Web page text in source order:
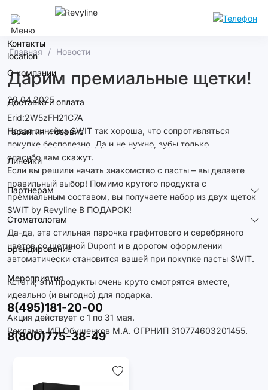
Контакты
О компании
Доставка и оплата
Гарантия и сервис
Линейки
Партнерам
Стоматологам
Брендирование
Мероприятия
8(495)181-20-00
8(800)775-38-49
Главная Новости
Дарим премиальные щетки!
29.04.2025
Erid:2W5zFH21C7A
Новая линейка SWIT так хороша, что сопротивляться
покупке бесполезно. Да и не нужно, зубы только
спасибо вам скажут.
Если вы решили начать знакомство с пасты – вы делаете
правильный выбор! Помимо крутого продукта с
премиальным составом, вы получаете набор из двух щеток
SWIT by Revyline В ПОДАРОК!
Да-да, эта стильная парочка графитового и серебряного
цветов со щетиной Dupont и в дорогом оформлении
автоматически становится вашей при покупке пасты SWIT.
Кстати, эти продукты очень круто смотрятся вместе,
идеально (и выгодно) для подарка.
Акция действует с 1 по 31 мая.
Реклама. ИП Обушенков М.А. ОГРНИП 310774603201455.